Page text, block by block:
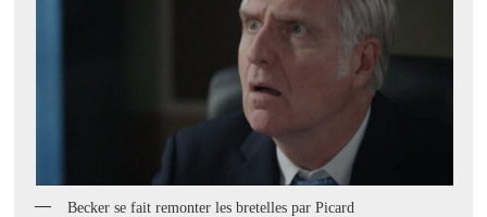
Becker se fait remonter les bretelles par Picard